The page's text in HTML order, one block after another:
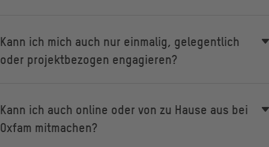
Kann ich mich auch nur einmalig, gelegentlich
oder projektbezogen engagieren?
Kann ich auch online oder von zu Hause aus bei
Oxfam mitmachen?